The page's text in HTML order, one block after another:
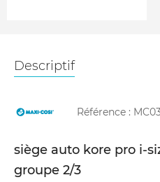
Descriptif
Référence :
siège auto kore pro i-
groupe 2/3